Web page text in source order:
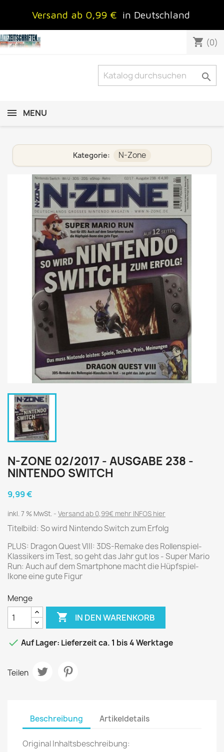
Versand ab 0,99 € in Deutschland
shopping_cart (0)

MENU
Kategorie: N-Zone
N-ZONE 02/2017 - AUSGABE 238 -
NINTENDO SWITCH
9,99 €
inkl. 7 % MwSt. Versand ab 0,99€ mehr INFOS hier
Titelbild: So wird Nintendo Switch zum Erfolg
PLUS: Dragon Quest VIII: 3DS-Remake des Rollenspiel-
Klassikers im Test, so geht das Jahr gut los - Super Mario
Run: Auch auf dem Smartphone macht die Hüpfspiel-
Ikone eine gute Figur
Menge
 IN DEN WARENKORB
 Auf Lager: Lieferzeit ca. 1 bis 4 Werktage
Teilen
Beschreibung Artikeldetails
Original Inhaltsbeschreibung: